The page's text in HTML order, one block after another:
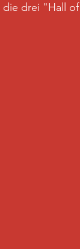
die drei "Hall of